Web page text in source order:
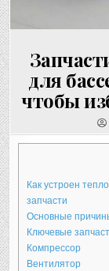
для
чтобы
Как устроен
запчасти
Основные
Ключевые
Компрессор
Вентилятор